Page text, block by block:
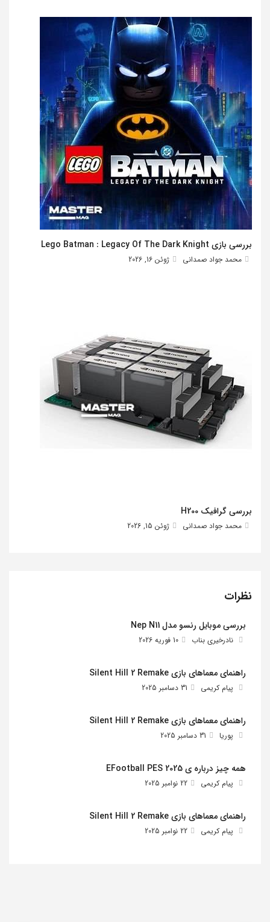
بررسی بازی Lego Batman : Legacy Of The Dark Knight
محمد جواد صمدانی ژوئن 16, 2026
بررسی گرافیک H200
محمد جواد صمدانی ژوئن 15, 2026
نظرات
بررسی موبایل رنسو مدل Nep N11
نادرخیری بناب 10 فوریه 2026
راهنمای معماهای بازی Silent Hill 2 Remake
پیام کریمی 31 دسامبر 2025
راهنمای معماهای بازی Silent Hill 2 Remake
پوریا 31 دسامبر 2025
همه چیز درباره ی EFootball PES 2025
پیام کریمی 22 نوامبر 2025
راهنمای معماهای بازی Silent Hill 2 Remake
پیام کریمی 22 نوامبر 2025